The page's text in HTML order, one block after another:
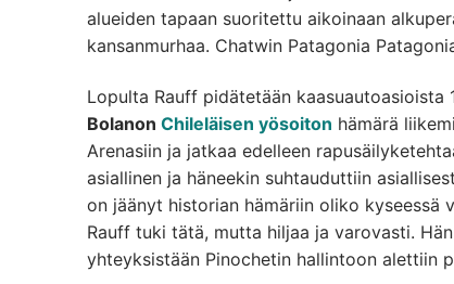
alueiden tapaan suoritettu aikoinaan
kansanmurhaa. Chatwin Patagonia
Lopulta Rauff pidätetään
Bolanon Chileläisen yösoiton hämärä
Arenasiin ja jatkaa edelleen
asiallinen ja häneekin suhtauduttiin
on jäänyt historian hämäriin oliko kyseessä
Rauff tuki tätä, mutta hiljaa ja varovasti.
yhteyksistään Pinochetin hallintoon alettiin